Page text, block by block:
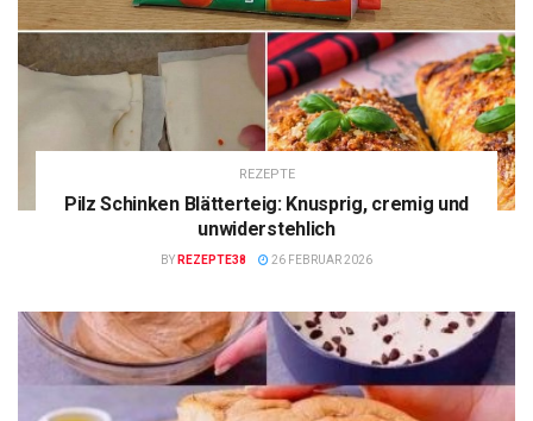
REZEPTE
Pilz Schinken Blätterteig: Knusprig, cremig und
unwiderstehlich
BY REZEPTE38 26 FEBRUAR 2026